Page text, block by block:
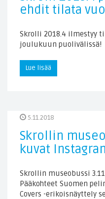
ehdit tilata
Skrolli 2018.4 ilmestyy
joulukuun puolivälissä!
Lue lisää
5.11.2018
Skrollin
kuvat
Skrollin museobussi
Pääkohteet Suomen
Covers -erikoisnäyttely